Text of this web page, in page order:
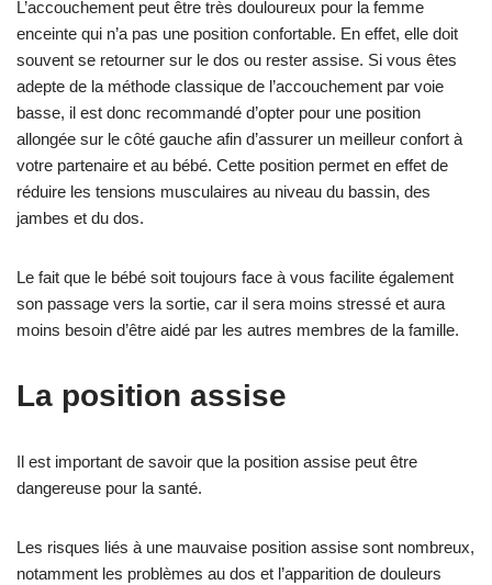
L’accouchement peut être très douloureux pour la femme
enceinte qui n’a pas une position confortable. En effet, elle doit
souvent se retourner sur le dos ou rester assise. Si vous êtes
adepte de la méthode classique de l’accouchement par voie
basse, il est donc recommandé d’opter pour une position
allongée sur le côté gauche afin d’assurer un meilleur confort à
votre partenaire et au bébé. Cette position permet en effet de
réduire les tensions musculaires au niveau du bassin, des
jambes et du dos.
Le fait que le bébé soit toujours face à vous facilite également
son passage vers la sortie, car il sera moins stressé et aura
moins besoin d’être aidé par les autres membres de la famille.
La position assise
Il est important de savoir que la position assise peut être
dangereuse pour la santé.
Les risques liés à une mauvaise position assise sont nombreux,
notamment les problèmes au dos et l’apparition de douleurs